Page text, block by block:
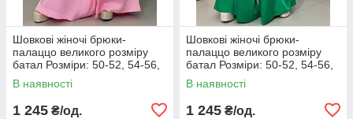
Шовкові жіночі брюки-
палаццо великого розміру
батал Розміри: 50-52, 54-56,
58-60
В наявності
1 245 ₴/од.
Шовкові жіночі брюки-
палаццо великого розміру
батал Розміри: 50-52, 54-56,
58-60
В наявності
1 245 ₴/од.